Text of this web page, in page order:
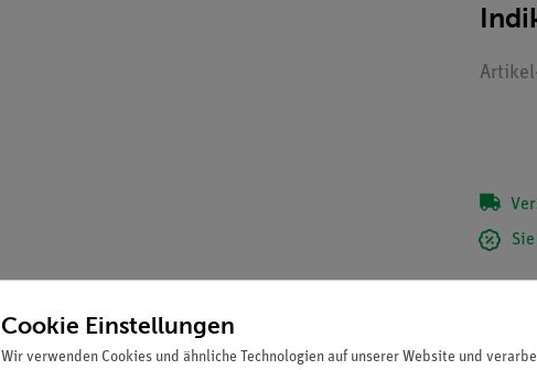
Cookie Einstellungen
Wir verwenden Cookies und ähnliche Technologien auf unserer Website und